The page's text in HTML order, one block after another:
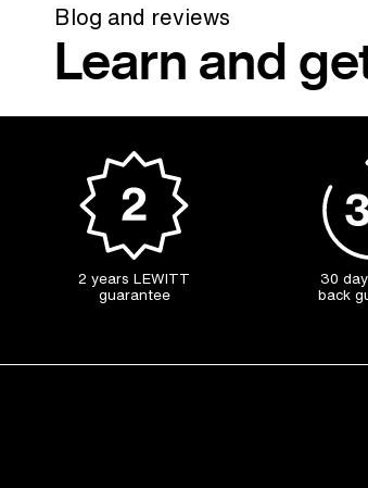
Blog and reviews
Learn and
2 years LEWITT
guarantee
30
back